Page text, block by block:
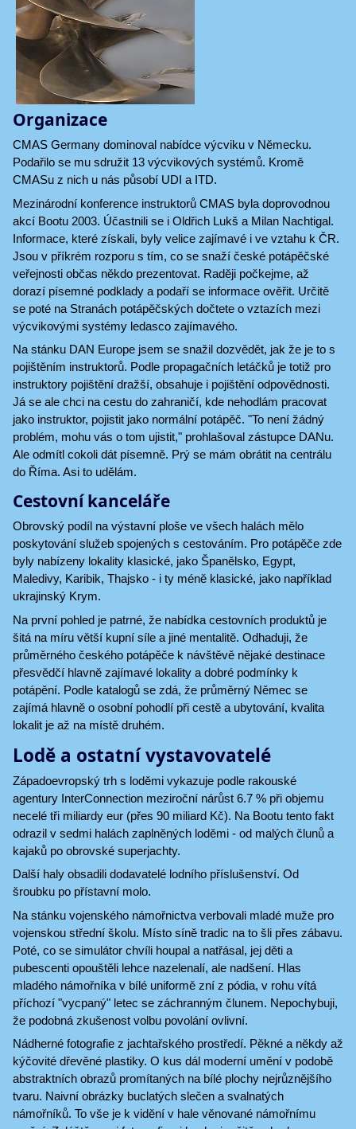
Organizace
CMAS Germany dominoval nabídce výcviku v Německu.
Podařilo se mu sdružit 13 výcvikových systémů. Kromě
CMASu z nich u nás působí UDI a ITD.
Mezinárodní konference instruktorů CMAS byla doprovodnou
akcí Bootu 2003. Účastnili se i Oldřich Lukš a Milan Nachtigal.
Informace, které získali, byly velice zajímavé i ve vztahu k ČR.
Jsou v příkrém rozporu s tím, co se snaží české potápěčské
veřejnosti občas někdo prezentovat. Raději počkejme, až
dorazí písemné podklady a podaří se informace ověřit. Určitě
se poté na Stranách potápěčských dočtete o vztazích mezi
výcvikovými systémy ledasco zajímavého.
Na stánku DAN Europe jsem se snažil dozvědět, jak že je to s
pojištěním instruktorů. Podle propagačních letáčků je totiž pro
instruktory pojištění dražší, obsahuje i pojištění odpovědnosti.
Já se ale chci na cestu do zahraničí, kde nehodlám pracovat
jako instruktor, pojistit jako normální potápěč. "To není žádný
problém, mohu vás o tom ujistit," prohlašoval zástupce DANu.
Ale odmítl cokoli dát písemně. Prý se mám obrátit na centrálu
do Říma. Asi to udělám.
Cestovní kanceláře
Obrovský podíl na výstavní ploše ve všech halách mělo
poskytování služeb spojených s cestováním. Pro potápěče zde
byly nabízeny lokality klasické, jako Španělsko, Egypt,
Maledivy, Karibik, Thajsko - i ty méně klasické, jako například
ukrajinský Krym.
Na první pohled je patrné, že nabídka cestovních produktů je
šitá na míru větší kupní síle a jiné mentalitě. Odhaduji, že
průměrného českého potápěče k návštěvě nějaké destinace
přesvědčí hlavně zajímavé lokality a dobré podmínky k
potápění. Podle katalogů se zdá, že průměrný Němec se
zajímá hlavně o osobní pohodlí při cestě a ubytování, kvalita
lokalit je až na místě druhém.
Lodě a ostatní vystavovatelé
Západoevropský trh s loděmi vykazuje podle rakouské
agentury InterConnection meziroční nárůst 6.7 % při objemu
necelé tři miliardy eur (přes 90 miliard Kč). Na Bootu tento fakt
odrazil v sedmi halách zaplněných loděmi - od malých člunů a
kajaků po obrovské superjachty.
Další haly obsadili dodavatelé lodního příslušenství. Od
šroubku po přístavní molo.
Na stánku vojenského námořnictva verbovali mladé muže pro
vojenskou střední školu. Místo síně tradic na to šli přes zábavu.
Poté, co se simulátor chvíli houpal a natřásal, jej děti a
pubescenti opouštěli lehce nazelenalí, ale nadšení. Hlas
mladého námořníka v bílé uniformě zní z pódia, v rohu vítá
příchozí "vycpaný" letec se záchranným člunem. Nepochybuji,
že podobná zkušenost volbu povolání ovlivní.
Nádherné fotografie z jachtařského prostředí. Pěkné a někdy až
kýčovité dřevěné plastiky. O kus dál moderní umění v podobě
abstraktních obrazů promítaných na bílé plochy nejrůznějšího
tvaru. Naivní obrázky buclatých slečen a svalnatých
námořníků. To vše je k vidění v hale věnované námořnímu